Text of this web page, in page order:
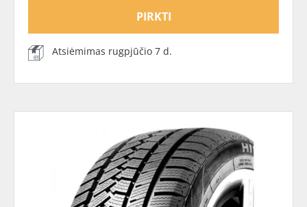
PIRKTI
Atsiėmimas rugpjūčio 7 d.